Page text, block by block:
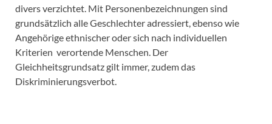
divers verzichtet. Mit Personenbezeichnungen sind
grundsätzlich alle Geschlechter adressiert, ebenso wie
Angehörige ethnischer oder sich nach individuellen
Kriterien verortende Menschen. Der
Gleichheitsgrundsatz gilt immer, zudem das
Diskriminierungsverbot.